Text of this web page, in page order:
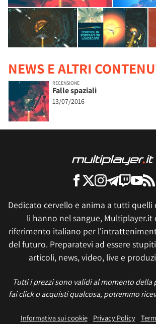
NEWS E ALTRI
RECENSIONE
Falle spaziali
13/07/2016
Dedicato cervello e anima a tutti quelli
li hanno nel sangue, Multiplayer.it
riferimento italiano per
del futuro. Preparatevi ad essere
articoli, news, video, live e
Tutti i prezzi sono validi al momento della
fai click o acquisti qualcosa, potremmo
Informativa sui cookie Privacy Policy